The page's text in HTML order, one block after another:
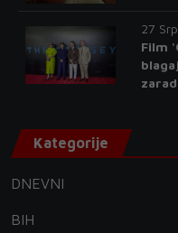
27
Film
Kategorije
DNEVNI
BIH